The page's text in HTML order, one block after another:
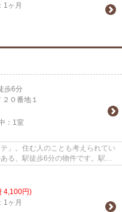
1ヶ月
歩6分
２０番地１
： 1室
」。住む人のことも考えられてい
る、駅徒歩6分の物件です。駅周
4,100円)
1ヶ月